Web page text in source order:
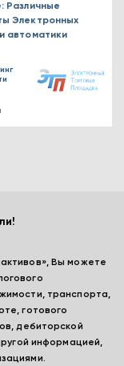
Различные
Электронных
автоматики
Вы можете
транспорта,
готового
дебиторской
информацией,